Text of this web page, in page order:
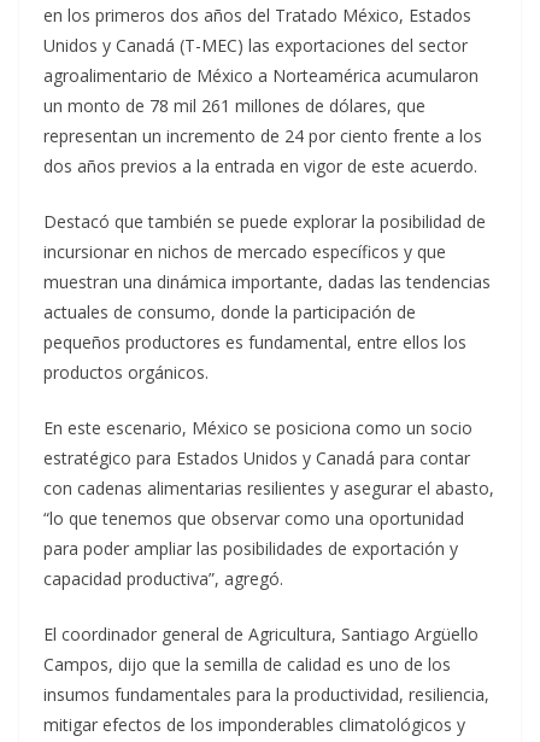
en los primeros dos años del Tratado México, Estados
Unidos y Canadá (T-MEC) las exportaciones del sector
agroalimentario de México a Norteamérica acumularon
un monto de 78 mil 261 millones de dólares, que
representan un incremento de 24 por ciento frente a los
dos años previos a la entrada en vigor de este acuerdo.
Destacó que también se puede explorar la posibilidad de
incursionar en nichos de mercado específicos y que
muestran una dinámica importante, dadas las tendencias
actuales de consumo, donde la participación de
pequeños productores es fundamental, entre ellos los
productos orgánicos.
En este escenario, México se posiciona como un socio
estratégico para Estados Unidos y Canadá para contar
con cadenas alimentarias resilientes y asegurar el abasto,
“lo que tenemos que observar como una oportunidad
para poder ampliar las posibilidades de exportación y
capacidad productiva”, agregó.
El coordinador general de Agricultura, Santiago Argüello
Campos, dijo que la semilla de calidad es uno de los
insumos fundamentales para la productividad, resiliencia,
mitigar efectos de los imponderables climatológicos y